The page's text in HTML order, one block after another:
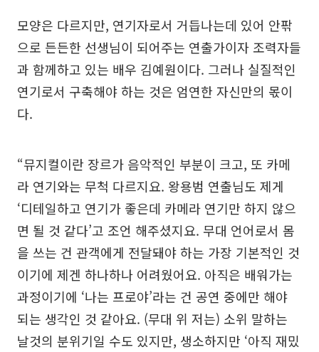
모양은 다르지만, 연기자로서 거듭나는데 있어 안팎
으로 든든한 선생님이 되어주는 연출가이자 조력자들
과 함께하고 있는 배우 김예원이다. 그러나 실질적인
연기로서 구축해야 하는 것은 엄연한 자신만의 몫이
다.
“뮤지컬이란 장르가 음악적인 부분이 크고, 또 카메
라 연기와는 무척 다르지요. 왕용범 연출님도 제게
‘디테일하고 연기가 좋은데 카메라 연기만 하지 않으
면 될 것 같다’고 조언 해주셨지요. 무대 언어로서 몸
을 쓰는 건 관객에게 전달돼야 하는 가장 기본적인 것
이기에 제겐 하나하나 어려웠어요. 아직은 배워가는
과정이기에 ‘나는 프로야’라는 건 공연 중에만 해야
되는 생각인 것 같아요. (무대 위 저는) 소위 말하는
날것의 분위기일 수도 있지만, 생소하지만 ‘아직 재밌